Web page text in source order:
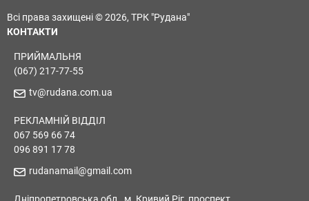
Всі права захищені © 2026, ТРК "Рудана"
КОНТАКТИ
ПРИЙМАЛЬНЯ
(067) 217-77-55
tv@rudana.com.ua
РЕКЛАМНІЙ ВІДДІЛ
067 569 66 74
096 891 17 78
rudanamail@gmail.com